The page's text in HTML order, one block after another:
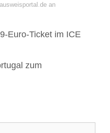
an
Euro-Ticket im ICE
zum